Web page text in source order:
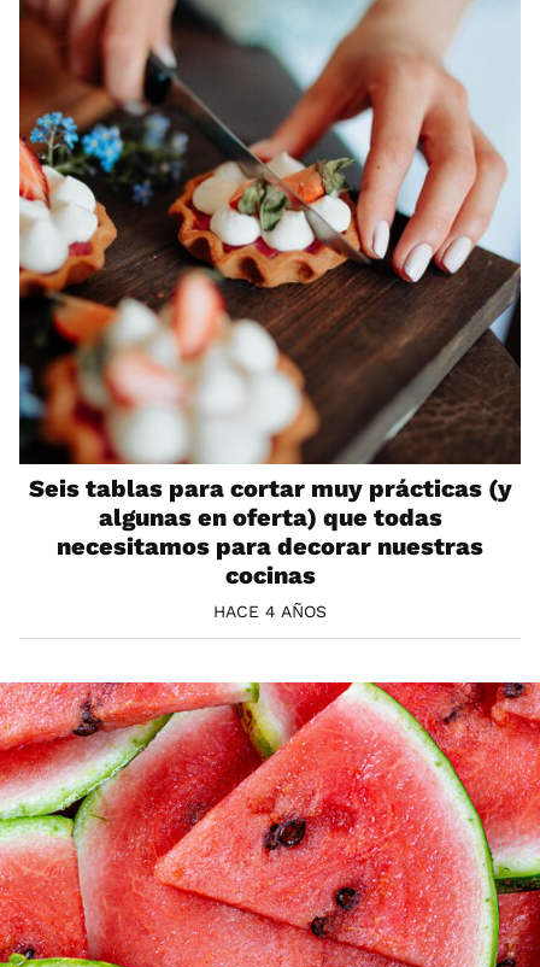
Seis tablas para cortar muy prácticas (y
algunas en oferta) que todas
necesitamos para decorar nuestras
cocinas
HACE 4 AÑOS